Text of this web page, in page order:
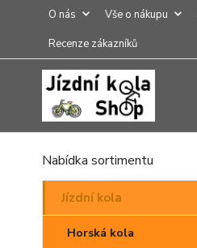
O nás Vše o nákupu
Recenze zákazníků
Nabídka sortimentu
Jízdní kola
Horská kola